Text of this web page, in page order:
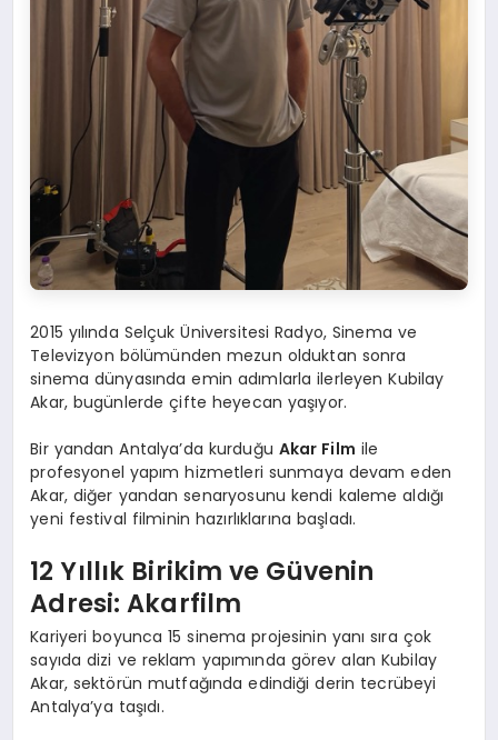
2015 yılında Selçuk Üniversitesi Radyo, Sinema ve
Televizyon bölümünden mezun olduktan sonra
sinema dünyasında emin adımlarla ilerleyen Kubilay
Akar, bugünlerde çifte heyecan yaşıyor.
Bir yandan Antalya’da kurduğu Akar Film ile
profesyonel yapım hizmetleri sunmaya devam eden
Akar, diğer yandan senaryosunu kendi kaleme aldığı
yeni festival filminin hazırlıklarına başladı.
12 Yıllık Birikim ve Güvenin
Adresi: Akarfilm
Kariyeri boyunca 15 sinema projesinin yanı sıra çok
sayıda dizi ve reklam yapımında görev alan Kubilay
Akar, sektörün mutfağında edindiği derin tecrübeyi
Antalya’ya taşıdı.